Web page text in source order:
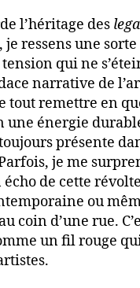
l’héritage des
, je ressens une
qui ne
narrative de
tout remettre en
une énergie
présente
je me
de cette
ou
coin d’une rue.
un fil rouge